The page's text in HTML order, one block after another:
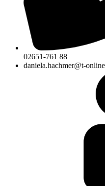
02651-761 88
daniela.hachmer@t-